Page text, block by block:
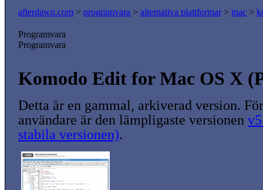
afterdawn.com > programvara > alternativa plattformar > mac >
Programvara
Programvara
Komodo Edit for Mac OS X
Detta är en gammal, arkiverad version.
användare är den lämpligaste versionen
stabila versionen).